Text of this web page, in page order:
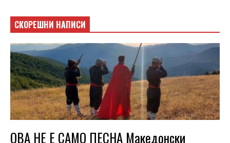
СКОРЕШНИ НАПИСИ
ОВА НЕ Е САМО ПЕСНА Македонски